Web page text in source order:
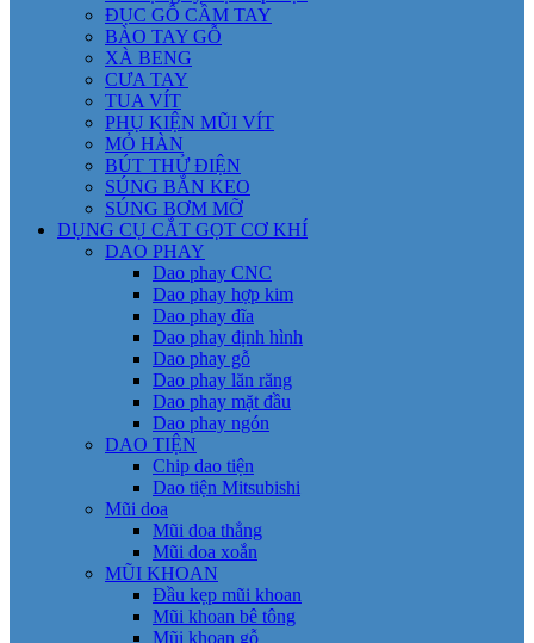
ĐỤC GỖ CẦM TAY
BÀO TAY GỖ
XÀ BENG
CƯA TAY
TUA VÍT
PHỤ KIỆN MŨI VÍT
MỎ HÀN
BÚT THỬ ĐIỆN
SÚNG BẮN KEO
SÚNG BƠM MỠ
DỤNG CỤ CẮT GỌT CƠ KHÍ
DAO PHAY
Dao phay CNC
Dao phay hợp kim
Dao phay đĩa
Dao phay định hình
Dao phay gỗ
Dao phay lăn răng
Dao phay mặt đầu
Dao phay ngón
DAO TIỆN
Chip dao tiện
Dao tiện Mitsubishi
Mũi doa
Mũi doa thẳng
Mũi doa xoắn
MŨI KHOAN
Đầu kẹp mũi khoan
Mũi khoan bê tông
Mũi khoan gỗ